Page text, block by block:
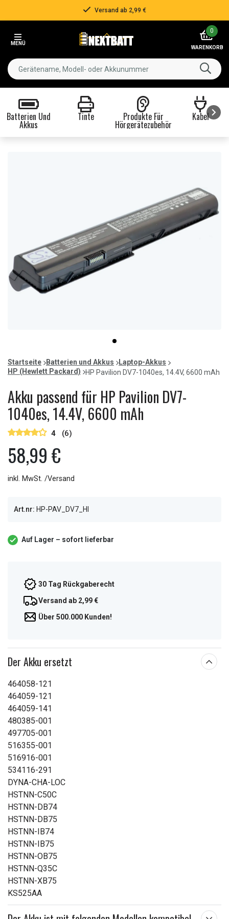
Versand ab 2,99 €
MENÜ
0
WARENKORB
Batterien Und
Akkus
Tinte Produkte Für
Hörgerätezubehör
Kabel
item
0
of
1
Startseite Batterien und Akkus
Laptop-Akkus
HP (Hewlett Packard)
HP Pavilion DV7-1040es, 14.4V, 6600 mAh
Akku passend für HP Pavilion DV7-
1040es, 14.4V, 6600 mAh
4 (6)
58,99 €
inkl. MwSt. /Versand
Art.nr: HP-PAV_DV7_HI
Auf Lager – sofort lieferbar
30 Tag Rückgaberecht
Versand ab 2,99 €
Über 500.000 Kunden!
Der Akku ersetzt
464058-121
464059-121
464059-141
480385-001
497705-001
516355-001
516916-001
534116-291
DYNA-CHA-LOC
HSTNN-C50C
HSTNN-DB74
HSTNN-DB75
HSTNN-IB74
HSTNN-IB75
HSTNN-OB75
HSTNN-Q35C
HSTNN-XB75
KS525AA